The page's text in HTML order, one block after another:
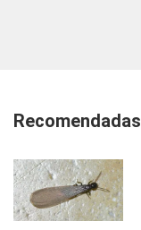
Recomendadas